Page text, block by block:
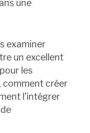
une
examiner
un excellent
les
comment créer
l’intégrer